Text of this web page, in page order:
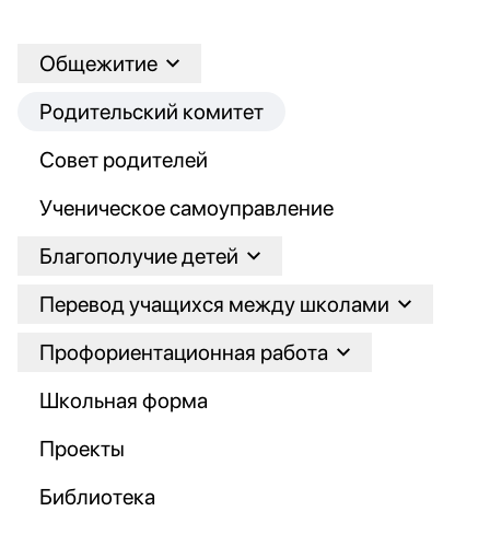
Общежитие
Родительский комитет
Совет родителей
Ученическое самоуправление
Благополучие детей
Перевод учащихся между школами
Профориентационная работа
Школьная форма
Проекты
Библиотека